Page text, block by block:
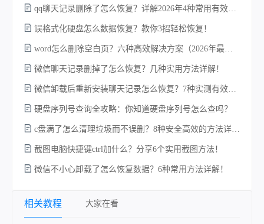
误格式化硬盘怎么数据恢复？教你3招轻松恢复！
微信聊天记录删掉了怎么恢复？几种实用方法详解！
硬盘序列号查询全攻略：你知道硬盘序列号怎么查吗？
截图电脑快捷键ctrl加什么？分享6个实用截图方法！
微信不小心卸载了怎么恢复数据？6种常用方法详解！
相关教程 大家在看